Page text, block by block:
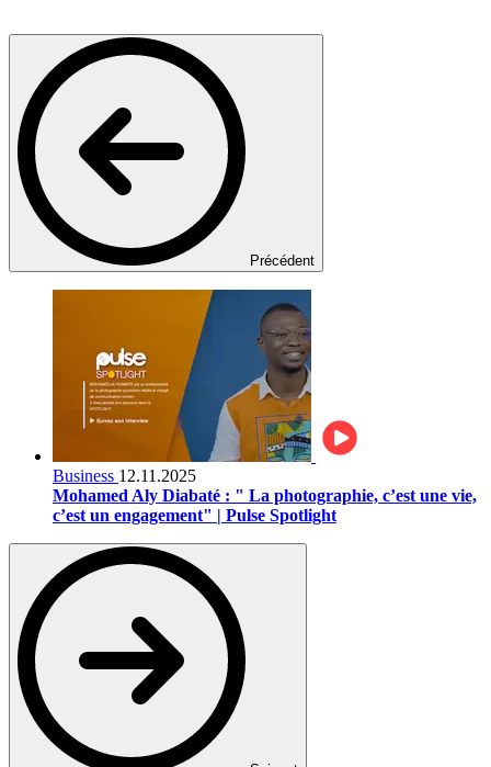
Précédent
Business 12.11.2025
Mohamed Aly Diabaté : " La photographie, c’est une vie,
c’est un engagement" | Pulse Spotlight